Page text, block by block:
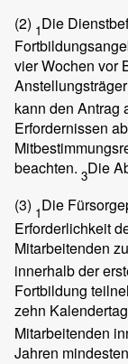
(2) 1Die
vier Wochen vor
kann den Antrag
Erfordernissen
beachten. 3Die
(3) 1Die
Erforderlichkeit
Mitarbeitenden
innerhalb der
Fortbildung
zehn
Mitarbeitenden
Jahren